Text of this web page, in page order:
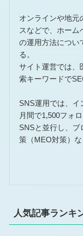
LINEで問
専用フォーム
オンラインや地元
スなどで、ホーム
の運用方法につい
る。
サイト運営では、
索キーワードで
SNS運用では、イ
月間で1,500フォ
SNSと並行し、ブ
策（MEO対策）な
人気記事ランキ